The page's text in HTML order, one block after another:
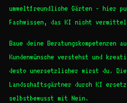
umweltfreundliche Gärten - hier
Fachwissen, das KI nicht
Baue deine Beratungskompetenzen
Kundenwünsche verstehst und
desto unersetzlicher wirst du. Die
Landschaftsgärtner durch KI
selbstbewusst mit Nein.